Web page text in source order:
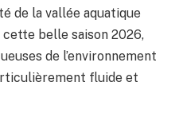
de la vallée aquatique
cette belle saison 2026,
de l’environnement
fluide et